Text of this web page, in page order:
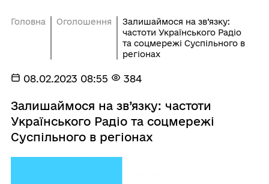
Головна Оголошення
Залишаймося на зв’язку:
частоти Українського Радіо
та соцмережі Суспільного в
регіонах
08.02.2023 08:55 384
Залишаймося на зв’язку: частоти
Українського Радіо та соцмережі
Суспільного в регіонах